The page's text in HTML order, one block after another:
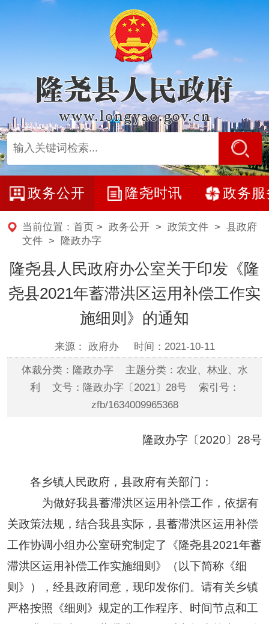
政务公开 隆尧时讯 政务服
当前位置： 首页 > 政务公开> 政策文件> 县政府
文件> 隆政办字
隆尧县人民政府办公室关于印发《隆
尧县2021年蓄滞洪区运用补偿工作实
施细则》的通知
来源： 政府办 时间：2021-10-11
体裁分类：隆政办字 主题分类：农业、林业、水
利 文号：隆政办字〔2021〕28号 索引号：
zfb/1634009965368
隆政办字〔 2020 〕28号
各乡镇人民政府，县政府有关部门：
为做好我县蓄滞洪区运用补偿工作，依据有
关政策法规，结合我县实际，县蓄滞洪区运用补偿
工作协调小组办公室研究制定了《隆尧县2021年蓄
滞洪区运用补偿工作实施细则》（以下简称《细
则》），经县政府同意，现印发你们。请有关乡镇
严格按照 《细则》规定的工作程序、时间节点和工